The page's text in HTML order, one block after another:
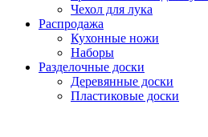
Чехол для лука
Распродажа
Кухонные ножи
Наборы
Разделочные доски
Деревянные доски
Пластиковые доски